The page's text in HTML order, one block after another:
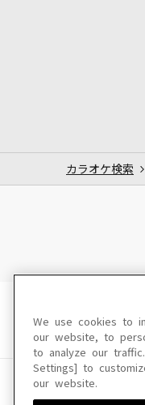
カラオケ検索
We use cookies to
our website, to
to analyze our
Settings] to
our website.